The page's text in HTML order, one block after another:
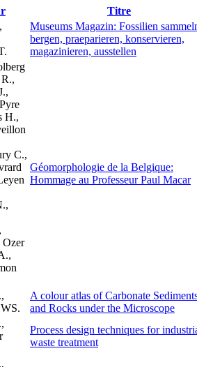
Titre
Museums Magazin: Fossilien
bergen, praeparieren, konservieren,
magazinieren, ausstellen
H.,
C.,
Ozer
Géomorphologie de la Belgique:
Hommage au Professeur Paul Macar
A colour atlas of Carbonate
and Rocks under the Microscope
Process design techniques for
waste treatment